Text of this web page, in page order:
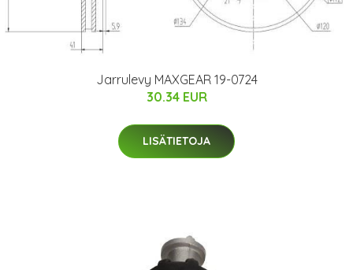
Jarrulevy MAXGEAR 19-0724
30.34 EUR
LISÄTIETOJA